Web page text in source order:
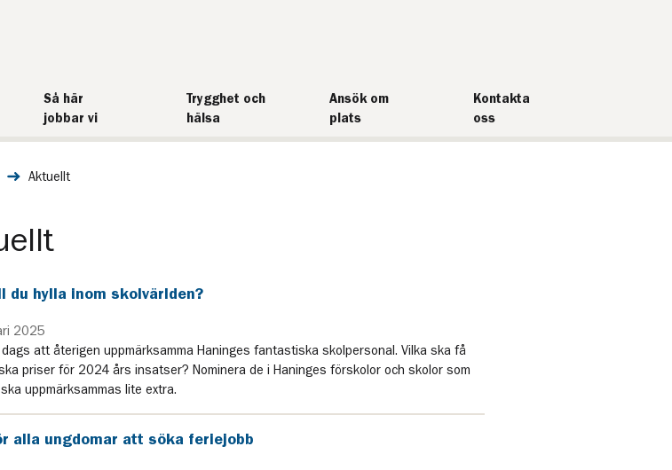
Så här
jobbar vi
Trygghet och
hälsa
Ansök om
plats
Kontakta
oss
Aktuellt
du hylla inom skolvärlden?
2025
dags att återigen uppmärksamma Haninges fantastiska skolpersonal. Vilka ska få
priser för 2024 års insatser? Nominera de i Haninges förskolor och skolor som
uppmärksammas lite extra.
alla ungdomar att söka feriejobb